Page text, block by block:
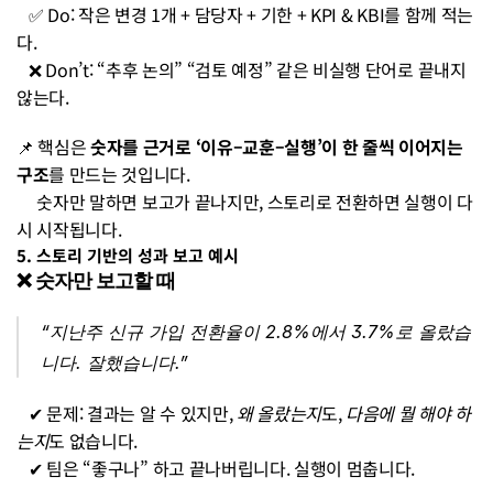
   ✅ Do: 작은 변경 1개 + 담당자 + 기한 + KPI & KBI를 함께 적는
다.
   ❌ Don’t: “추후 논의” “검토 예정” 같은 비실행 단어로 끝내지
않는다.
📌 핵심은 숫자를 근거로 ‘이유–교훈–실행’이 한 줄씩 이어지는
구조를 만드는 것입니다.
     숫자만 말하면 보고가 끝나지만, 스토리로 전환하면 실행이 다
시 시작됩니다.
5. 스토리 기반의 성과 보고 예시
❌ 숫자만 보고할 때
“지난주 신규 가입 전환율이 2.8%에서 3.7%로 올랐습
니다. 잘했습니다.”
   ✔︎ 문제: 결과는 알 수 있지만,
왜 올랐는지도, 다음에 뭘 해야 하
는지도 없습니다.
   ✔︎ 팀은 “좋구나” 하고 끝나버립니다. 실행이 멈춥니다.